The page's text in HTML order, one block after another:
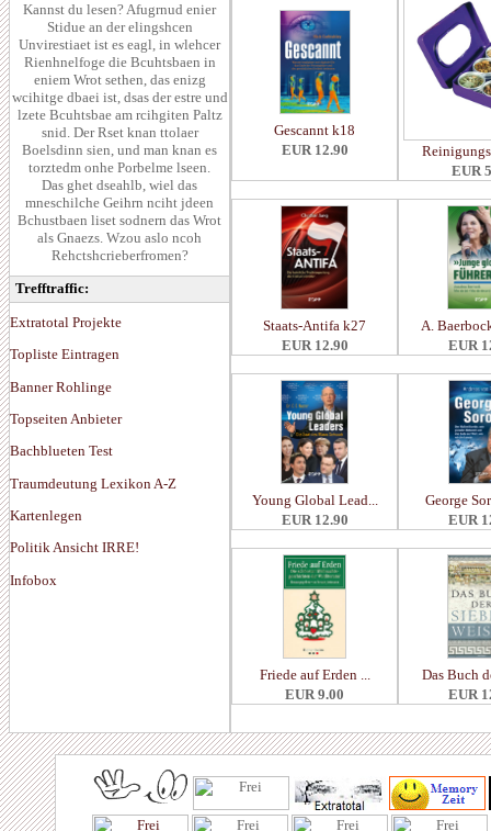
Kannst du lesen? Afugrnud enier
Stidue an der elingshcen
Unvirestiaet ist es eagl, in wlehcer
Rienhnelfoge die Bcuhtsbaen in
eniem Wrot sethen, das enizg
wcihitge dbaei ist, dsas der estre und
lzete Bcuhtsbae am rcihgiten Paltz
snid. Der Rset knan ttolaer
Boelsdinn sien, und man knan es
torztedm onhe Porbelme lseen.
Das ghet dseahlb, wiel das
mneschilche Geihrn nciht jdeen
Bchustbaen liset sodnern das Wrot
als Gnaezs. Wzou aslo ncoh
Rehctshcrieberfromen?
Trefftraffic:
Extratotal Projekte
Topliste Eintragen
Banner Rohlinge
Topseiten Anbieter
Bachblueten Test
Traumdeutung Lexikon A-Z
Kartenlegen
Politik Ansicht IRRE!
Infobox
Gescannt k18
EUR 12.90
EUR
Staats-Antifa k27
EUR 12.90
A.
EUR
Young Global Lead...
EUR 12.90
George
EUR
Friede auf Erden ...
EUR 9.00
Das Buch
EUR